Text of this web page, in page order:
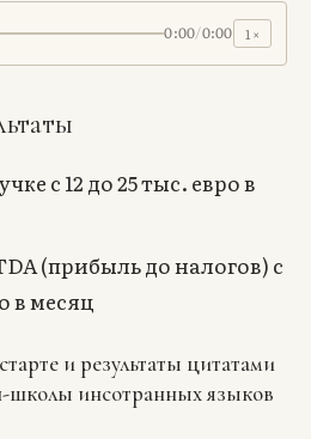
0:00/0:00 1 ×
с 12 до 25 тыс. евро в
(прибыль до налогов) с
в месяц
и результаты цитатами
школы инсотранных языков